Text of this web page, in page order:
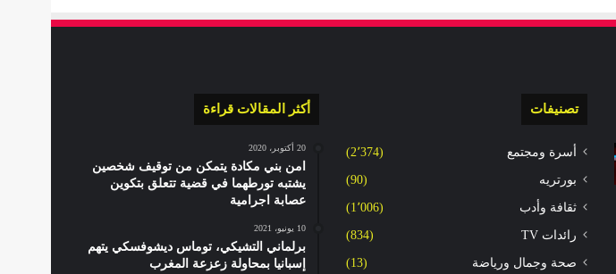
تصنيفات
أسرة ومجتمع (2٬374)
بورتريه (90)
ثقافة وأدب (1٬006)
رائدات TV (834)
صحة وجمال ورياضة (13)
أكثر المقالات قراءة
20 أكتوبر، 2020
امن بني مكادة يتمكن من توقيف شخصين
يشتبه تورطهما في قضية تتعلق بتكوين
عصابة اجرامية
10 يونيو، 2021
برلماني التشيكي، توماس ديشوفسكي يتهم
إسبانيا بمحاولة زعزعة المغرب